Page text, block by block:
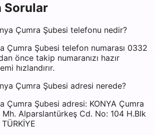
Sorular
Çumra Şubesi telefonu nedir?
Çumra Şubesi telefon numarası 0332
önce takip numaranızı hazır
hızlandırır.
Çumra Şubesi adresi nerede?
Çumra Şubesi adresi: KONYA Çumra
Alparslantürkeş Cd. No: 104 H.Blk